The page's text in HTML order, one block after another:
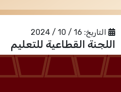
تعرف علينا
الخدمات
التاريخ: 16 / 10 / 2024
اللجنة القطاعية للتعليم